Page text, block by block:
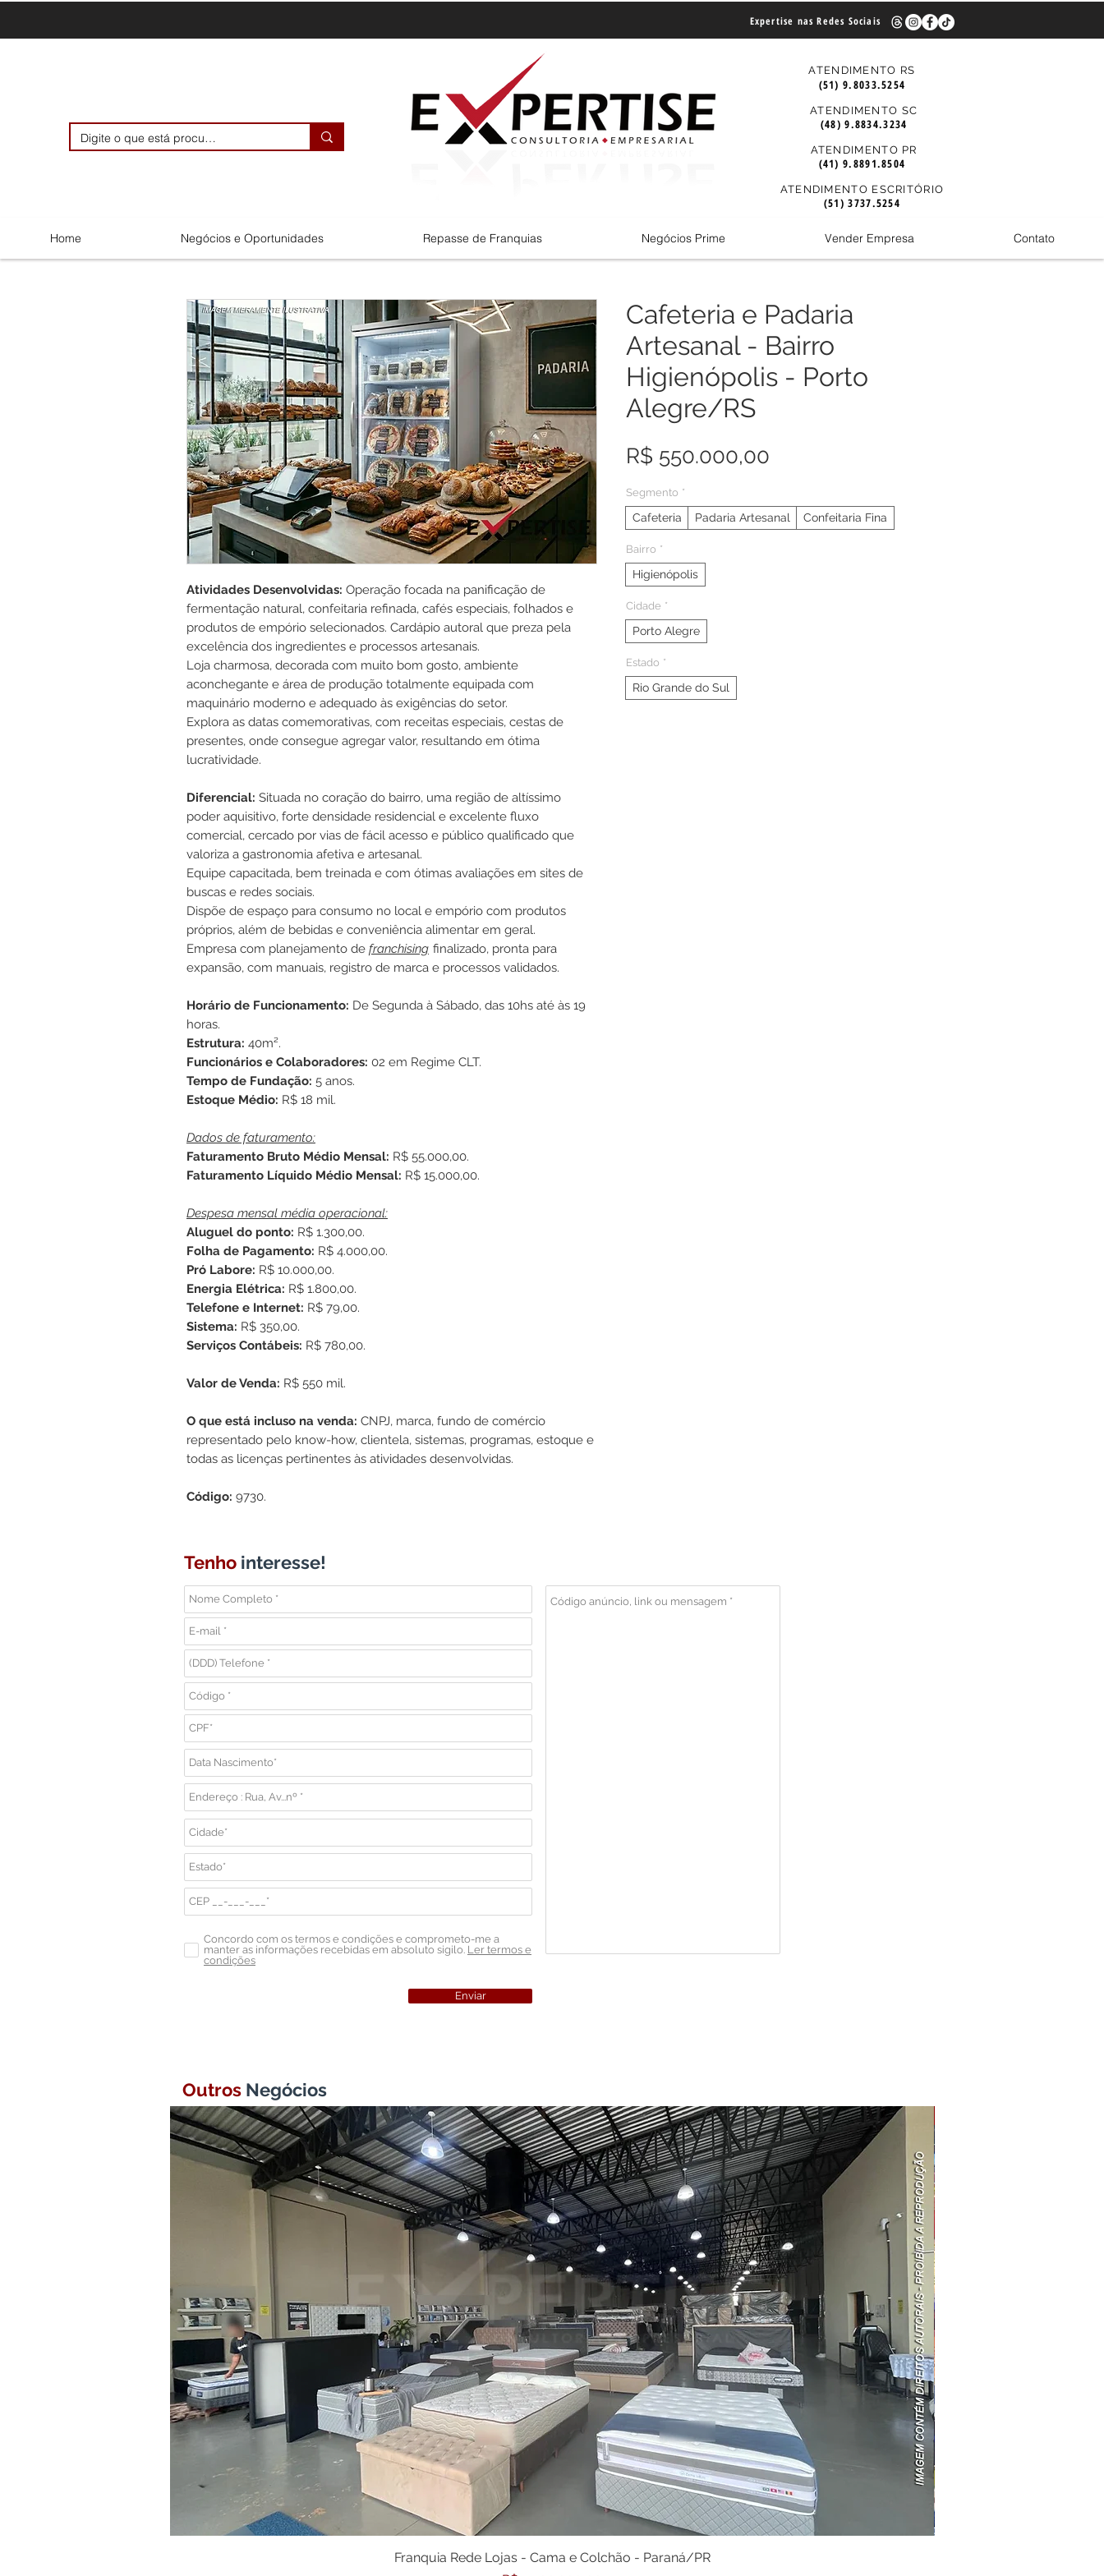
Expertise nas Redes Sociais
ATENDIMENTO RS
(51) 9.8033.5254
ATENDIMENTO SC
(48) 9.8834.3234
ATENDIMENTO PR
(41) 9.8891.8504
ATENDIMENTO ESCRITÓRIO
(51) 3737.5254
Home Negócios e Oportunidades Repasse de Franquias Negócios Prime Vender Empresa Contato
Atividades Desenvolvidas: Operação focada na panificação de
fermentação natural, confeitaria refinada, cafés especiais, folhados e
produtos de empório selecionados. Cardápio autoral que preza pela
excelência dos ingredientes e processos artesanais.
Loja charmosa, decorada com muito bom gosto, ambiente
aconchegante e área de produção totalmente equipada com
maquinário moderno e adequado às exigências do setor.
Explora as datas comemorativas, com receitas especiais, cestas de
presentes, onde consegue agregar valor, resultando em ótima
lucratividade.
Diferencial: Situada no coração do bairro, uma região de altíssimo
poder aquisitivo, forte densidade residencial e excelente fluxo
comercial, cercado por vias de fácil acesso e público qualificado que
valoriza a gastronomia afetiva e artesanal.
Equipe capacitada, bem treinada e com ótimas avaliações em sites de
buscas e redes sociais.
Dispõe de espaço para consumo no local e empório com produtos
próprios, além de bebidas e conveniência alimentar em geral.
Empresa com planejamento de franchising finalizado, pronta para
expansão, com manuais, registro de marca e processos validados.
Horário de Funcionamento: De Segunda à Sábado, das 10hs até às 19
horas.
Estrutura: 40m².
Funcionários e Colaboradores: 02 em Regime CLT.
Tempo de Fundação: 5 anos.
Estoque Médio: R$ 18 mil.
Dados de faturamento:
Faturamento Bruto Médio Mensal: R$ 55.000,00.
Faturamento Líquido Médio Mensal: R$ 15.000,00.
Despesa mensal média operacional:
Aluguel do ponto: R$ 1.300,00.
Folha de Pagamento: R$ 4.000,00.
Pró Labore: R$ 10.000,00.
Energia Elétrica: R$ 1.800,00.
Telefone e Internet: R$ 79,00.
Sistema: R$ 350,00.
Serviços Contábeis: R$ 780,00.
Valor de Venda: R$ 550 mil.
O que está incluso na venda: CNPJ, marca, fundo de comércio
representado pelo know-how, clientela, sistemas, programas, estoque e
todas as licenças pertinentes às atividades desenvolvidas.
Código: 9730.
Cafeteria e Padaria
Artesanal - Bairro
Higienópolis - Porto
Alegre/RS
R$ 550.000,00
Segmento *
Cafeteria Padaria Artesanal Confeitaria Fina
Bairro *
Higienópolis
Cidade *
Porto Alegre
Estado *
Rio Grande do Sul
Tenho interesse!
Concordo com os termos e condições e comprometo-me a
manter as informações recebidas em absoluto sigilo. Ler termos e
condições
Enviar
Outros Negócios
Franquia Rede Lojas - Cama e Colchão - Paraná/PR